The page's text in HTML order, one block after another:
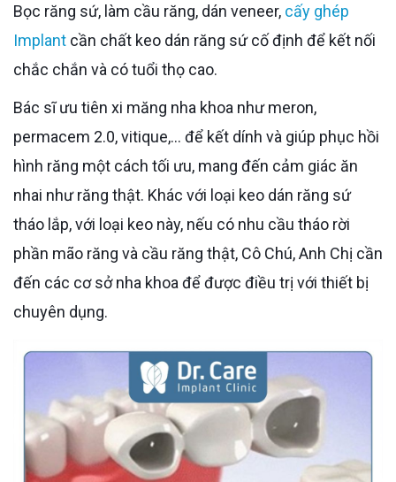
Bọc răng sứ, làm cầu răng, dán veneer, cấy ghép
Implant cần chất keo dán răng sứ cố định để kết nối
chắc chắn và có tuổi thọ cao.
Bác sĩ ưu tiên xi măng nha khoa như meron,
permacem 2.0, vitique,... để kết dính và giúp phục hồi
hình răng một cách tối ưu, mang đến cảm giác ăn
nhai như răng thật. Khác với loại keo dán răng sứ
tháo lắp, với loại keo này, nếu có nhu cầu tháo rời
phần mão răng và cầu răng thật, Cô Chú, Anh Chị cần
đến các cơ sở nha khoa để được điều trị với thiết bị
chuyên dụng.